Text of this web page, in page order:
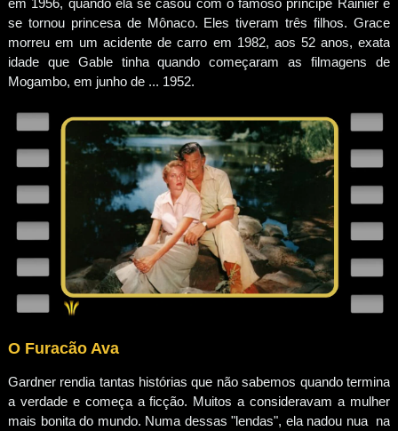
se tornou princesa de Mônaco. Eles tiveram três filhos. Grace
morreu em um acidente de carro em 1982, aos 52 anos, exata
idade que Gable tinha quando começaram as filmagens de
Mogambo, em junho de ... 1952.
O Furacão Ava
Gardner rendia tantas histórias que não sabemos quando termina
a verdade e começa a ficção. Muitos a consideravam a mulher
mais bonita do mundo. Numa dessas "lendas", ela nadou nua na